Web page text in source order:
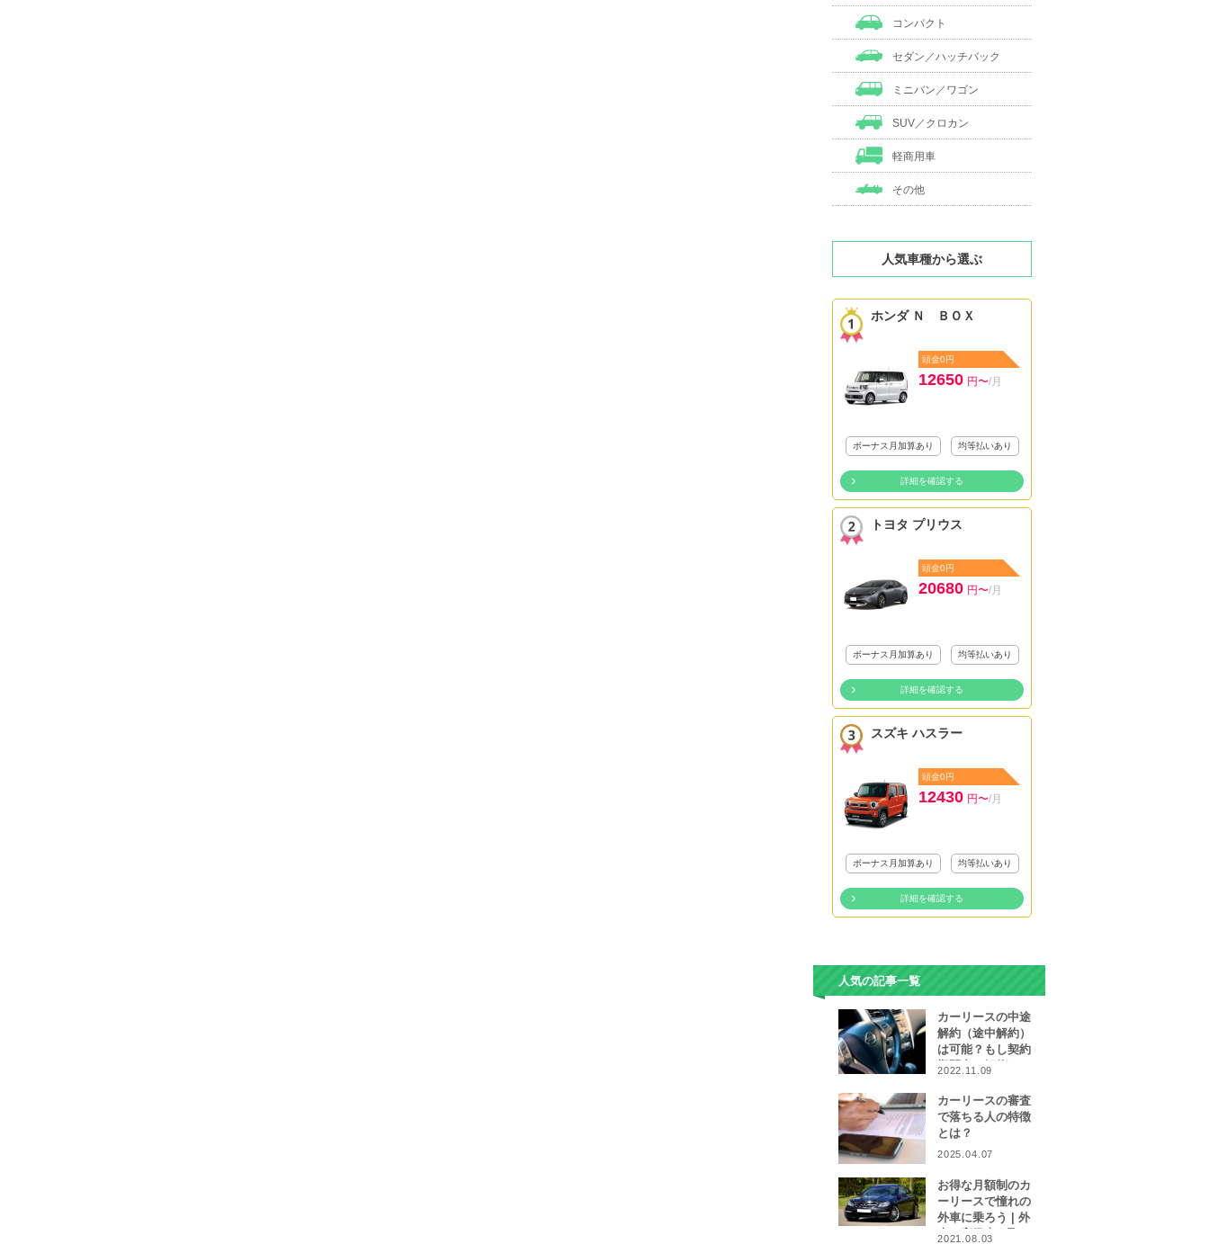
コンパクト
セダン／ハッチバック
ミニバン／ワゴン
SUV／クロカン
軽商用車
その他
人気車種から選ぶ
ホンダ Ｎ ＢＯＸ
頭金0円
12650 円〜/月
ボーナス月加算あり 均等払いあり
詳細を確認する
トヨタ プリウス
頭金0円
20680 円〜/月
ボーナス月加算あり 均等払いあり
詳細を確認する
スズキ ハスラー
頭金0円
12430 円〜/月
ボーナス月加算あり 均等払いあり
詳細を確認する
人気の記事一覧
カーリースの中途
解約（途中解約）
は可能？もし契約
期間中に解約をし
なったら…
2022.11.09
カーリースの審査
で落ちる人の特徴
とは？
2025.04.07
お得な月額制のカ
ーリースで憧れの
外車に乗ろう | 外
車や高級車を取り
2021.08.03